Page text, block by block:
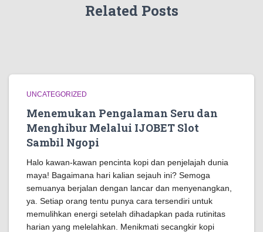
Related Posts
UNCATEGORIZED
Menemukan Pengalaman Seru dan
Menghibur Melalui IJOBET Slot
Sambil Ngopi
Halo kawan-kawan pencinta kopi dan penjelajah dunia
maya! Bagaimana hari kalian sejauh ini? Semoga
semuanya berjalan dengan lancar dan menyenangkan,
ya. Setiap orang tentu punya cara tersendiri untuk
memulihkan energi setelah dihadapkan pada rutinitas
harian yang melelahkan. Menikmati secangkir kopi